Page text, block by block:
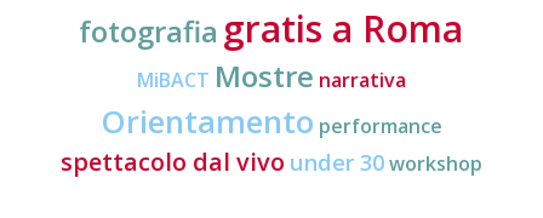
fotografia gratis a Roma
MiBACT Mostre narrativa
Orientamento performance
spettacolo dal vivo under 30workshop